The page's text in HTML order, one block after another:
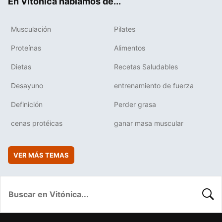
Musculación Pilates
Proteínas Alimentos
Dietas Recetas Saludables
Desayuno entrenamiento de fuerza
Definición Perder grasa
cenas protéicas ganar masa muscular
VER MÁS TEMAS